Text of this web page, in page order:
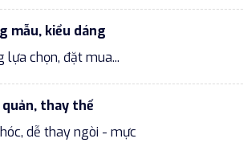
mẫu, kiểu dáng
lựa chọn, đặt mua...
quản, thay thế
dễ thay ngòi - mực